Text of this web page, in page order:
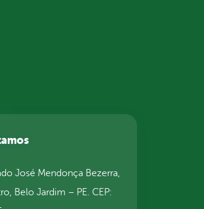
José Mendonça Bezerra,
Belo Jardim – PE. CEP: